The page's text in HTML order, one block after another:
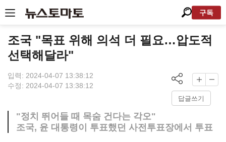
구독
조국 "목표 위해 의석 더 필요…압도적
선택해달라"
입력: 2024-04-07 13:38:12
수정: 2024-04-07 13:38:12
답글쓰기
"정치 뛰어들 때 목숨 건다는 각오"
조국, 윤 대통령이 투표했던 사전투표장에서 투표